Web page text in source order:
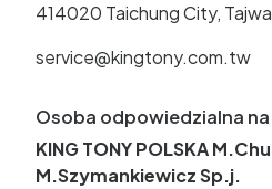
414020 Taichung City,
service@kingtony.com.tw
Osoba odpowiedzialna na
KING TONY POLSKA
M.Szymankiewicz Sp.j.